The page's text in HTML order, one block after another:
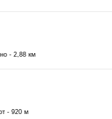
- 2,88 км
- 920 м